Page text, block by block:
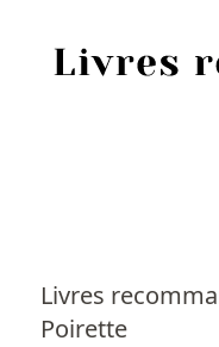
Livres
Poirette
Personnes